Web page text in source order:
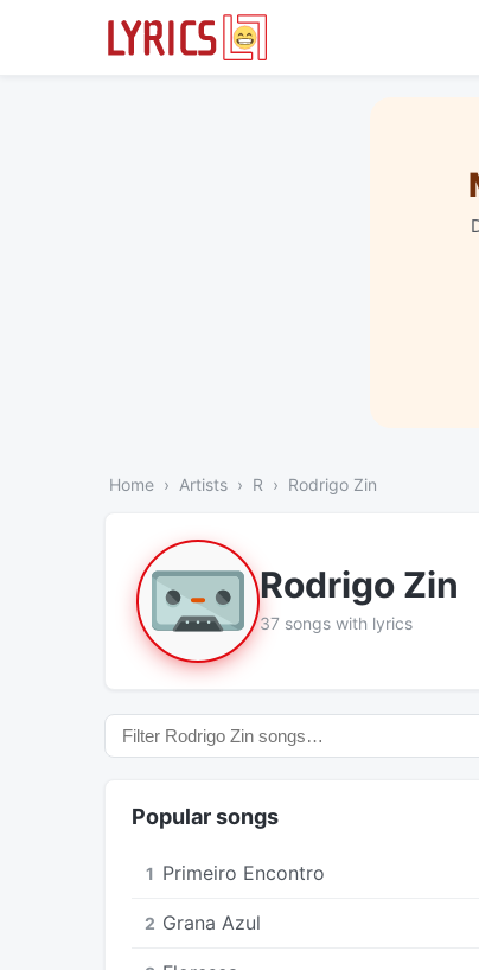
Home Artists R Rodrigo Zin
Rodrigo Zin
37 songs with lyrics
Popular songs
1 Primeiro Encontro
2 Grana Azul